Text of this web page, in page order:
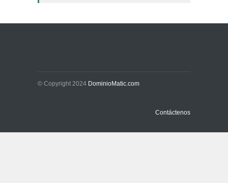
Sin Categoría 1 de agosto de 2026
© Copyright 2024 DominioMatic.com
Contáctenos